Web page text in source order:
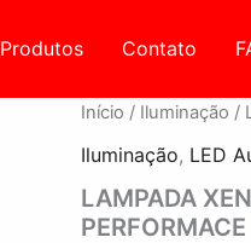
Produtos Contato
Início / Iluminação /
Iluminação, LED
LAMPADA
PERFORMACE